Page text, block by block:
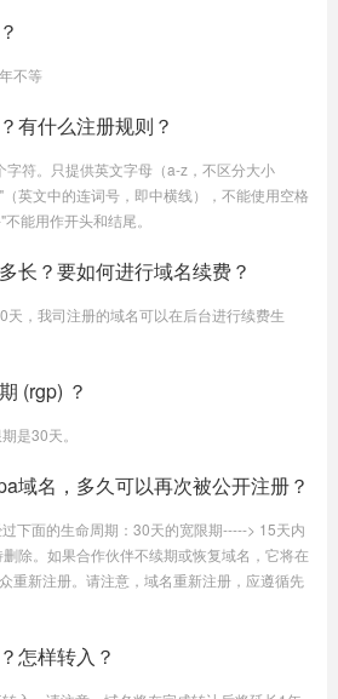
不等
有什么注册规则？
符。只提供英文字母（a-z，不区分大小
英文中的连词号，即中横线），不能使用空格
能用作开头和结尾。
长？要如何进行域名续费？
天，我司注册的域名可以在后台进行续费生
(rgp) ？
是30天。
域名，多久可以再次被公开注册？
下面的生命周期：30天的宽限期-----> 15天内
除。如果合作伙伴不续期或恢复域名，它将在
重新注册。请注意，域名重新注册，应遵循先
怎样转入？